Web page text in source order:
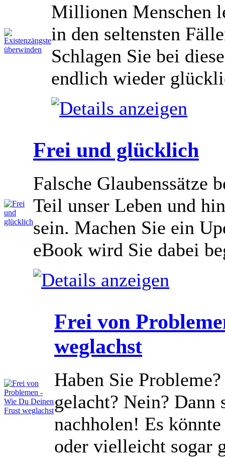
Millionen Menschen
in den seltensten
Schlagen Sie bei
endlich wieder
Frei und glücklich
Falsche Glaubenssätze
Teil unser Leben und
sein. Machen Sie ein
eBook wird Sie dabei
Frei von
weglachst
Haben Sie
gelacht? Nein? Dann
nachholen! Es
oder vielleicht sogar